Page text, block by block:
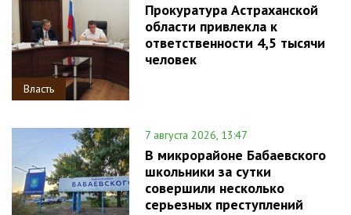
Власть
Прокуратура Астраханской
области привлекла к
ответственности 4,5 тысячи
человек
7 августа 2026, 13:47
В микрорайоне Бабаевского
школьники за сутки
совершили несколько
серьезных преступлений